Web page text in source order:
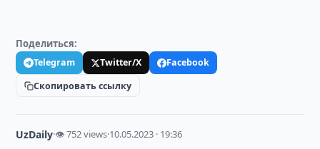
Поделиться:
Telegram Twitter/X
Facebook
Скопировать ссылку
UzDaily·👁 752 views·10.05.2023 · 19:36